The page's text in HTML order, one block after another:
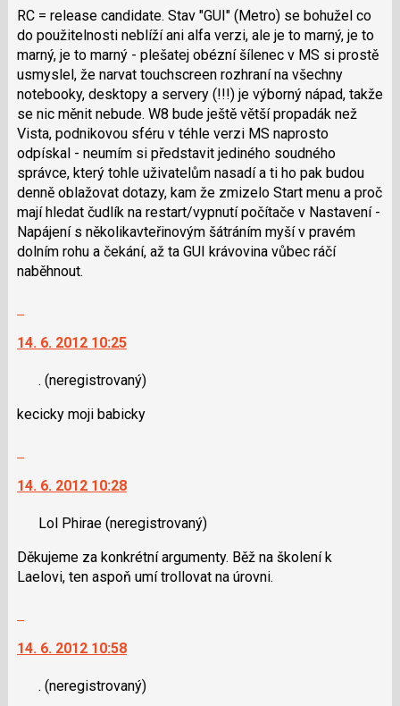
P
pro
předchozí
nový
názor
navigaci
lze
použít
i
klávesy
N
pro
následující
a
P
pro
předchozí
nový
názor
RC = release candidate. Stav "GUI" (Metro) se bohužel co
do použitelnosti neblíží ani alfa verzi, ale je to marný, je to
marný, je to marný - plešatej obézní šílenec v MS si prostě
usmyslel, že narvat touchscreen rozhraní na všechny
notebooky, desktopy a servery (!!!) je výborný nápad, takže
se nic měnit nebude. W8 bude ještě větší propadák než
Vista, podnikovou sféru v téhle verzi MS naprosto
odpískal - neumím si představit jediného soudného
správce, který tohle uživatelům nasadí a ti ho pak budou
denně oblažovat dotazy, kam že zmizelo Start menu a proč
mají hledat čudlík na restart/vypnutí počítače v Nastavení -
Napájení s několikavteřinovým šátráním myší v pravém
dolním rohu a čekání, až ta GUI krávovina vůbec ráčí
naběhnout.
další
názor.
navigaci
i
N
následující
a
předchozí
nový
názor
14. 6. 2012 10:25
. (neregistrovaný)
kecicky moji babicky
další
názor.
navigaci
lze
klávesy
pro
14. 6. 2012 10:28
Lol Phirae (neregistrovaný)
Děkujeme za konkrétní argumenty. Běž na školení k
Laelovi, ten aspoň umí trollovat na úrovni.
další
názor.
14. 6. 2012 10:58
. (neregistrovaný)